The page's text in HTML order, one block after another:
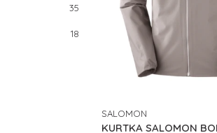
35
18
KURTKA SALOMON
PRODUCENT
SALOMON